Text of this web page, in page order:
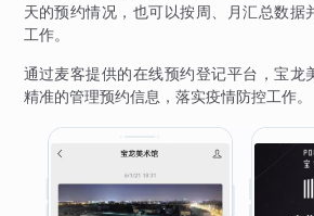
天的预约情况，也可以按周、月汇总数据
工作。
通过麦客提供的在线预约登记平台，宝龙
精准的管理预约信息，落实疫情防控工作。